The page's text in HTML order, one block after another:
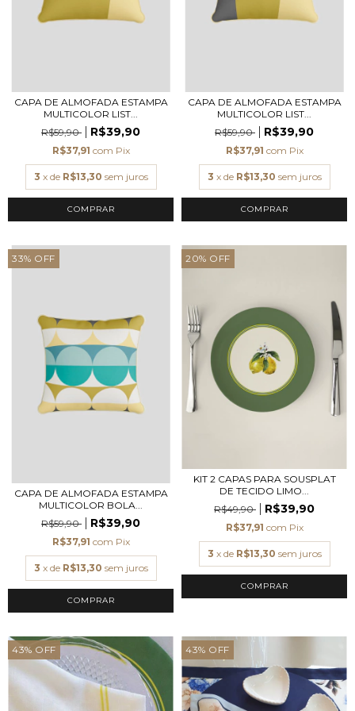
CAPA DE ALMOFADA ESTAMPA
MULTICOLOR LIST...
R$59,90
R$39,90
R$37,91 com Pix
3 x de R$13,30 sem juros
COMPRAR
CAPA DE ALMOFADA ESTAMPA
MULTICOLOR LIST...
R$59,90
R$39,90
R$37,91 com Pix
3 x de R$13,30 sem juros
COMPRAR
33% OFF
CAPA DE ALMOFADA ESTAMPA
MULTICOLOR BOLA...
R$59,90
R$39,90
R$37,91 com Pix
3 x de R$13,30 sem juros
COMPRAR
20% OFF
KIT 2 CAPAS PARA SOUSPLAT
DE TECIDO LIMO...
R$49,90
R$39,90
R$37,91 com Pix
3 x de R$13,30 sem juros
43% OFF 43% OFF